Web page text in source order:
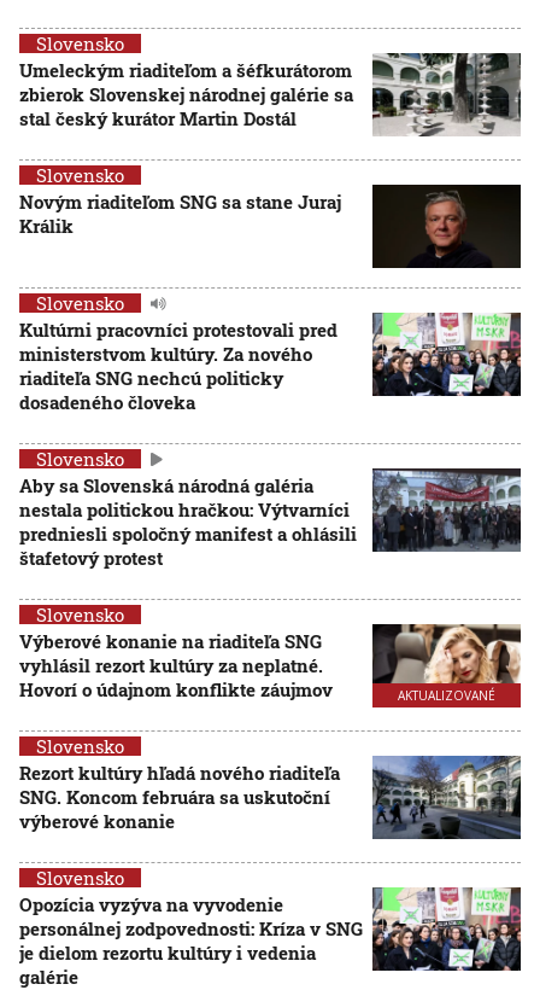
Slovensko
Umeleckým riaditeľom a šéfkurátorom
zbierok Slovenskej národnej galérie sa
stal český kurátor Martin Dostál
Slovensko
Novým riaditeľom SNG sa stane Juraj
Králik
Slovensko
Kultúrni pracovníci protestovali pred
ministerstvom kultúry. Za nového
riaditeľa SNG nechcú politicky
dosadeného človeka
Slovensko
Aby sa Slovenská národná galéria
nestala politickou hračkou: Výtvarníci
predniesli spoločný manifest a ohlásili
štafetový protest
AKTUALIZOVANÉ
Slovensko
Výberové konanie na riaditeľa SNG
vyhlásil rezort kultúry za neplatné.
Hovorí o údajnom konflikte záujmov
Slovensko
Rezort kultúry hľadá nového riaditeľa
SNG. Koncom februára sa uskutoční
výberové konanie
Slovensko
Opozícia vyzýva na vyvodenie
personálnej zodpovednosti: Kríza v SNG
je dielom rezortu kultúry i vedenia
galérie